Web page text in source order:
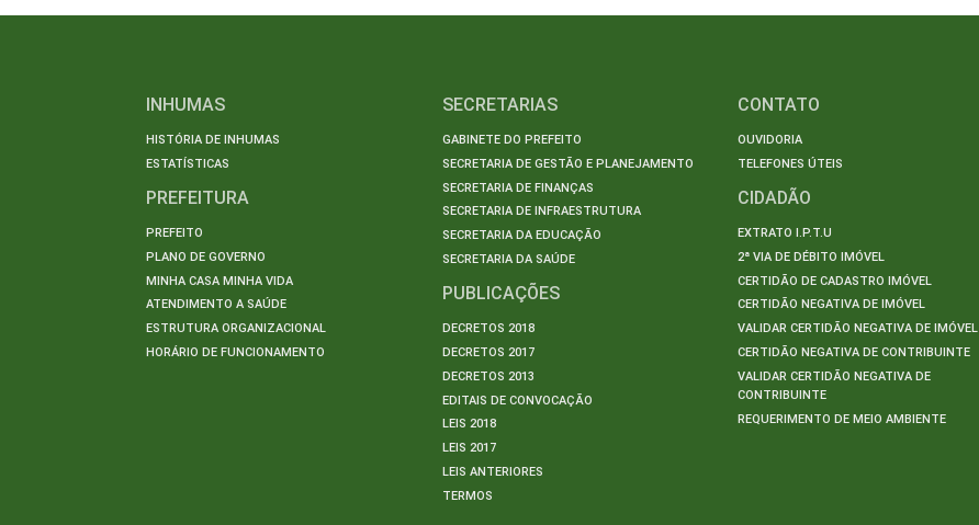
INHUMAS
HISTÓRIA DE INHUMAS
ESTATÍSTICAS
PREFEITURA
PREFEITO
PLANO DE GOVERNO
MINHA CASA MINHA VIDA
ATENDIMENTO A SAÚDE
ESTRUTURA ORGANIZACIONAL
HORÁRIO DE FUNCIONAMENTO
SECRETARIAS
GABINETE DO PREFEITO
SECRETARIA DE GESTÃO E PLANEJAMENTO
SECRETARIA DE FINANÇAS
SECRETARIA DE INFRAESTRUTURA
SECRETARIA DA EDUCAÇÃO
SECRETARIA DA SAÚDE
PUBLICAÇÕES
DECRETOS 2018
DECRETOS 2017
DECRETOS 2013
EDITAIS DE CONVOCAÇÃO
LEIS 2018
LEIS 2017
LEIS ANTERIORES
TERMOS
CONTATO
OUVIDORIA
TELEFONES ÚTEIS
CIDADÃO
EXTRATO I.P.T.U
2ª VIA DE DÉBITO IMÓVEL
CERTIDÃO DE CADASTRO IMÓVEL
CERTIDÃO NEGATIVA DE IMÓVEL
VALIDAR CERTIDÃO NEGATIVA DE IMÓVEL
CERTIDÃO NEGATIVA DE CONTRIBUINTE
VALIDAR CERTIDÃO NEGATIVA DE
CONTRIBUINTE
REQUERIMENTO DE MEIO AMBIENTE